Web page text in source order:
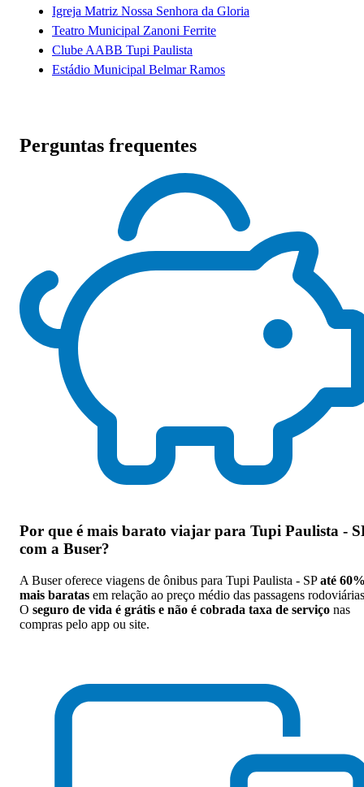
Igreja Matriz Nossa Senhora da Gloria
Teatro Municipal Zanoni Ferrite
Clube AABB Tupi Paulista
Estádio Municipal Belmar Ramos
Perguntas frequentes
Por que é mais barato viajar para Tupi Paulista -
com a Buser?
A Buser oferece viagens de ônibus para Tupi Paulista - SPaté
mais baratas em relação ao preço médio das passagens
O seguro de vida é grátis e não é cobrada taxa de serviço nas
compras pelo app ou site.